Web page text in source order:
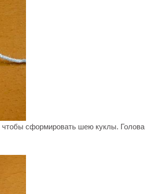
чтобы сформировать шею куклы. Голова